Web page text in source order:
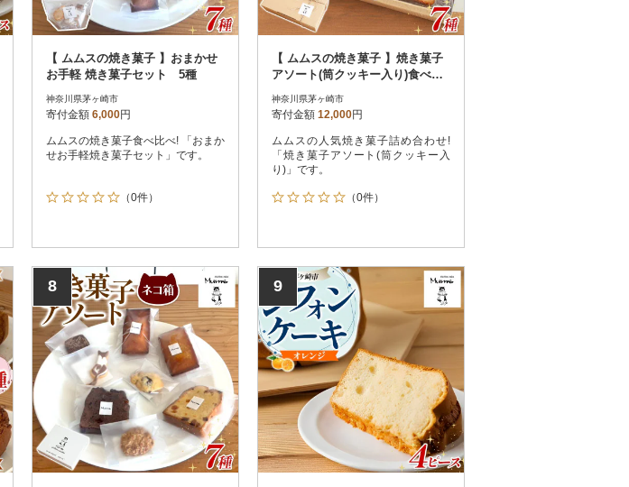
【 ムムスの焼き菓子 】おまかせ
お手軽 焼き菓子セット 5種
神奈川県茅ヶ崎市
寄付金額 6,000円
ムムスの焼き菓子食べ比べ! 「おまか
せお手軽焼き菓子セット」です。
（0件）
【 ムムスの焼き菓子 】焼き菓子
アソート(筒クッキー入り)食べ比
神奈川県茅ヶ崎市
寄付金額 12,000円
ムムスの人気焼き菓子詰め合わせ!
「焼き菓子アソート(筒クッキー入
り)」です。
（0件）
8 9